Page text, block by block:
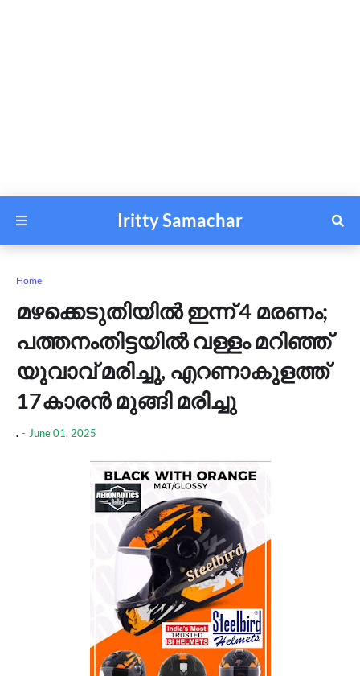
Iritty Samachar
Home
മഴക്കെടുതിയിൽ ഇന്ന് 4 മരണം;
പത്തനംതിട്ടയിൽ വള്ളം മറിഞ്ഞ്
യുവാവ് മരിച്ചു, എറണാകുളത്ത്
17കാരൻ മുങ്ങി മരിച്ചു
. - June 01, 2025